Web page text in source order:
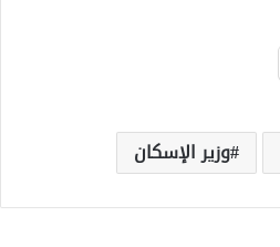
وزير الإسكان